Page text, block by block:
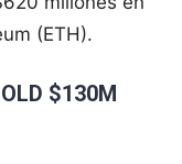
(ETH).
$130M